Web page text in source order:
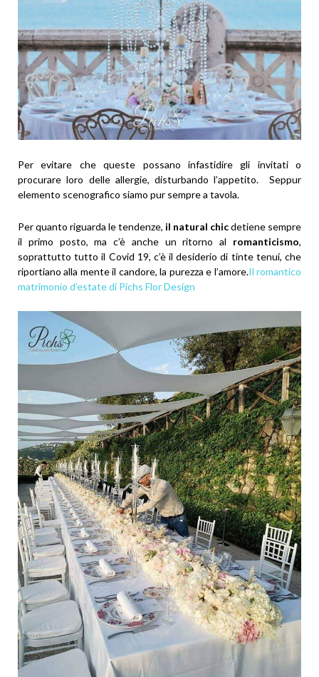
Per evitare che queste possano infastidire gli invitati o
procurare loro delle allergie, disturbando l’appetito. Seppur
elemento scenografico siamo pur sempre a tavola.
Per quanto riguarda le tendenze, il natural chicdetiene sempre
il primo posto, ma c’è anche un ritorno al romanticismo,
soprattutto tutto il Covid 19, c’è il desiderio di tinte tenui, che
riportiano alla mente il candore, la purezza e l’amore.Il romantico
matrimonio d’estate di Pichs Flor Design